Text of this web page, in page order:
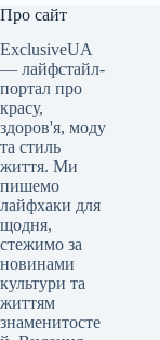
Про сайт
ExclusiveUA
— лайфстайл-
портал про
красу,
здоров'я, моду
та стиль
життя. Ми
пишемо
лайфхаки для
щодня,
стежимо за
новинами
культури та
життям
знаменитосте